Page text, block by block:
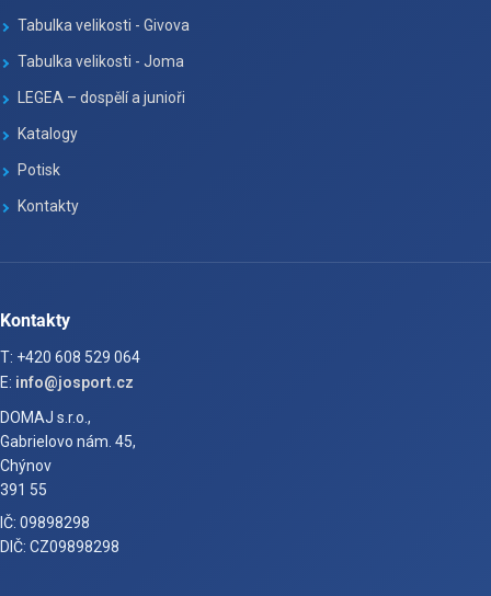
Tabulka velikosti - Givova
Tabulka velikosti - Joma
LEGEA – dospělí a junioři
Katalogy
Potisk
Kontakty
Kontakty
T: +420 608 529 064
E: info@josport.cz
DOMAJ s.r.o.,
Gabrielovo nám. 45,
Chýnov
391 55
IČ: 09898298
DIČ: CZ09898298